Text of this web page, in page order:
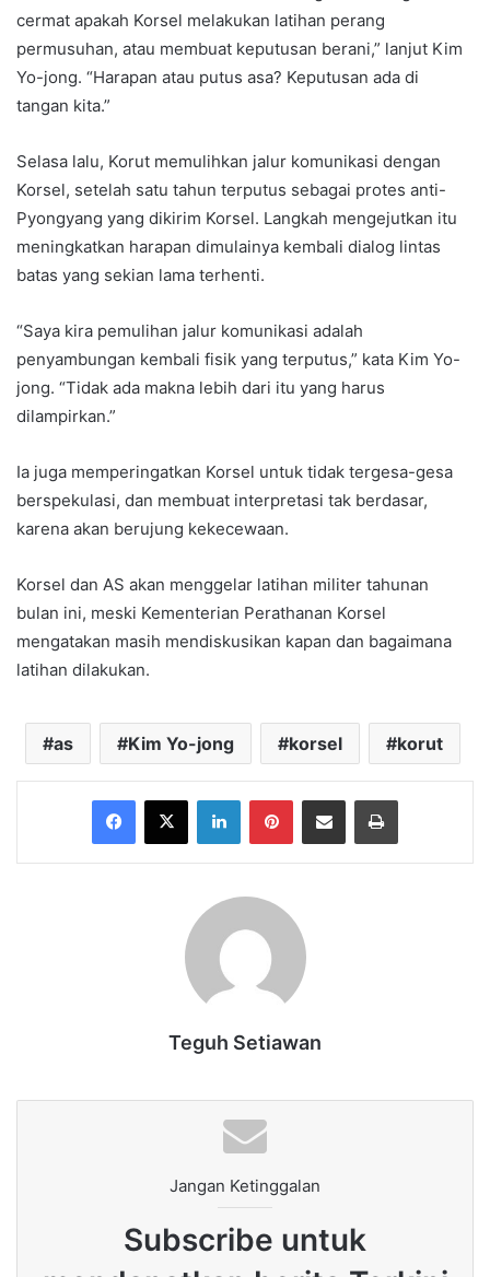
cermat apakah Korsel melakukan latihan perang
permusuhan, atau membuat keputusan berani,” lanjut Kim
Yo-jong. “Harapan atau putus asa? Keputusan ada di
tangan kita.”
Selasa lalu, Korut memulihkan jalur komunikasi dengan
Korsel, setelah satu tahun terputus sebagai protes anti-
Pyongyang yang dikirim Korsel. Langkah mengejutkan itu
meningkatkan harapan dimulainya kembali dialog lintas
batas yang sekian lama terhenti.
“Saya kira pemulihan jalur komunikasi adalah
penyambungan kembali fisik yang terputus,” kata Kim Yo-
jong. “Tidak ada makna lebih dari itu yang harus
dilampirkan.”
Ia juga memperingatkan Korsel untuk tidak tergesa-gesa
berspekulasi, dan membuat interpretasi tak berdasar,
karena akan berujung kekecewaan.
Korsel dan AS akan menggelar latihan militer tahunan
bulan ini, meski Kementerian Perathanan Korsel
mengatakan masih mendiskusikan kapan dan bagaimana
latihan dilakukan.
as Kim Yo-jong korsel korut
Facebook
X LinkedInPinterestShare via Email Print
Teguh Setiawan
Jangan Ketinggalan
Subscribe untuk